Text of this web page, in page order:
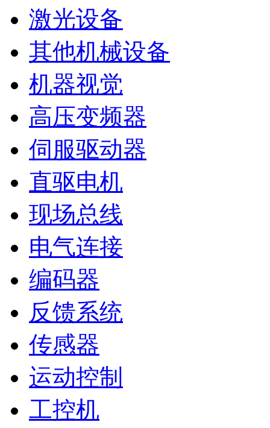
激光设备
其他机械设备
机器视觉
高压变频器
伺服驱动器
直驱电机
现场总线
电气连接
编码器
反馈系统
传感器
运动控制
工控机